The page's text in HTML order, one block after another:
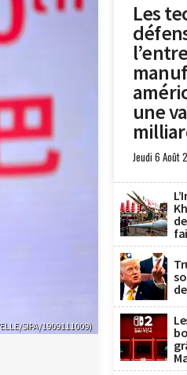
SIPA/1909111009)
Les
une
Jeudi 6 Août